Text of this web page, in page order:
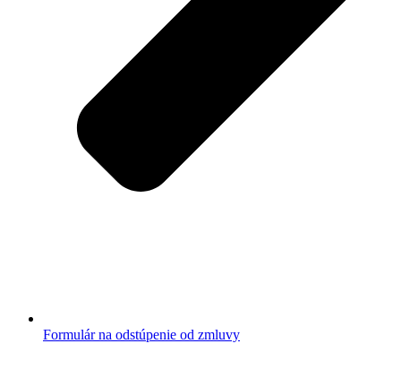
Formulár na odstúpenie od zmluvy